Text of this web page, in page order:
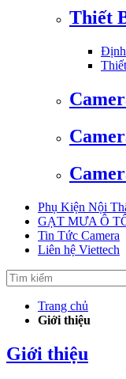
Thiết
Phụ Kiện Nội
GẠT MƯA Ô
Tin Tức Camera
Liên hệ Viettech
Trang chủ
Giới thiệu
Giới thiệu